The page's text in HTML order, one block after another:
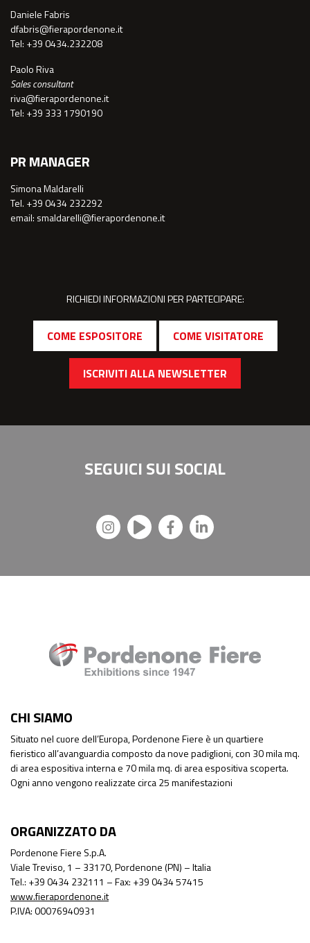
Daniele Fabris
dfabris@fierapordenone.it
Tel: +39 0434.232208
Paolo Riva
Sales consultant
riva@fierapordenone.it
Tel: +39 333 1790190
PR MANAGER
Simona Maldarelli
Tel. +39 0434 232292
email: smaldarelli@fierapordenone.it
RICHIEDI INFORMAZIONI PER PARTECIPARE:
COME ESPOSITORE COME VISITATORE
ISCRIVITI ALLA NEWSLETTER
SEGUICI SUISOCIAL
CHI SIAMO
Situato nel cuore dell’Europa, Pordenone Fiere è un quartiere
fieristico all’avanguardia composto da nove padiglioni, con 30 mila mq.
di area espositiva interna e 70 mila mq. di area espositiva scoperta.
Ogni anno vengono realizzate circa 25 manifestazioni
ORGANIZZATO DA
Pordenone Fiere S.p.A.
Viale Treviso, 1 – 33170, Pordenone (PN) – Italia
Tel.: +39 0434 232111 – Fax: +39 0434 57415
www.fierapordenone.it
P.IVA: 00076940931